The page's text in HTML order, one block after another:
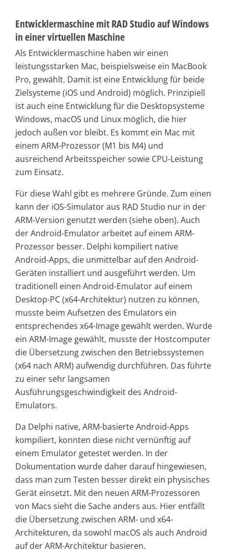
Entwicklermaschine mit RAD Studio auf Windows
in einer virtuellen Maschine
Als Entwicklermaschine haben wir einen
leistungsstarken Mac, beispielsweise ein MacBook
Pro, gewählt. Damit ist eine Entwicklung für beide
Zielsysteme (iOS und Android) möglich. Prinzipiell
ist auch eine Entwicklung für die Desktopsysteme
Windows, macOS und Linux möglich, die hier
jedoch außen vor bleibt. Es kommt ein Mac mit
einem ARM-Prozessor (M1 bis M4) und
ausreichend Arbeitsspeicher sowie CPU-Leistung
zum Einsatz.
Für diese Wahl gibt es mehrere Gründe. Zum einen
kann der iOS-Simulator aus RAD Studio nur in der
ARM-Version genutzt werden (siehe oben). Auch
der Android-Emulator arbeitet auf einem ARM-
Prozessor besser. Delphi kompiliert native
Android-Apps, die unmittelbar auf den Android-
Geräten installiert und ausgeführt werden. Um
traditionell einen Android-Emulator auf einem
Desktop-PC (x64-Architektur) nutzen zu können,
musste beim Aufsetzen des Emulators ein
entsprechendes x64-Image gewählt werden. Wurde
ein ARM-Image gewählt, musste der Hostcomputer
die Übersetzung zwischen den Betriebssystemen
(x64 nach ARM) aufwendig durchführen. Das führte
zu einer sehr langsamen
Ausführungsgeschwindigkeit des Android-
Emulators.
Da Delphi native, ARM-basierte Android-Apps
kompiliert, konnten diese nicht vernünftig auf
einem Emulator getestet werden. In der
Dokumentation wurde daher darauf hingewiesen,
dass man zum Testen besser direkt ein physisches
Gerät einsetzt. Mit den neuen ARM-Prozessoren
von Macs sieht die Sache anders aus. Hier entfällt
die Übersetzung zwischen ARM- und x64-
Architekturen, da sowohl macOS als auch Android
auf der ARM-Architektur basieren.